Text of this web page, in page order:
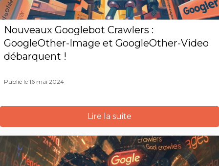
Nouveaux Googlebot Crawlers :
GoogleOther-Image et GoogleOther-Video
débarquent !
Publié le 16 mai 2024
Lire la suite